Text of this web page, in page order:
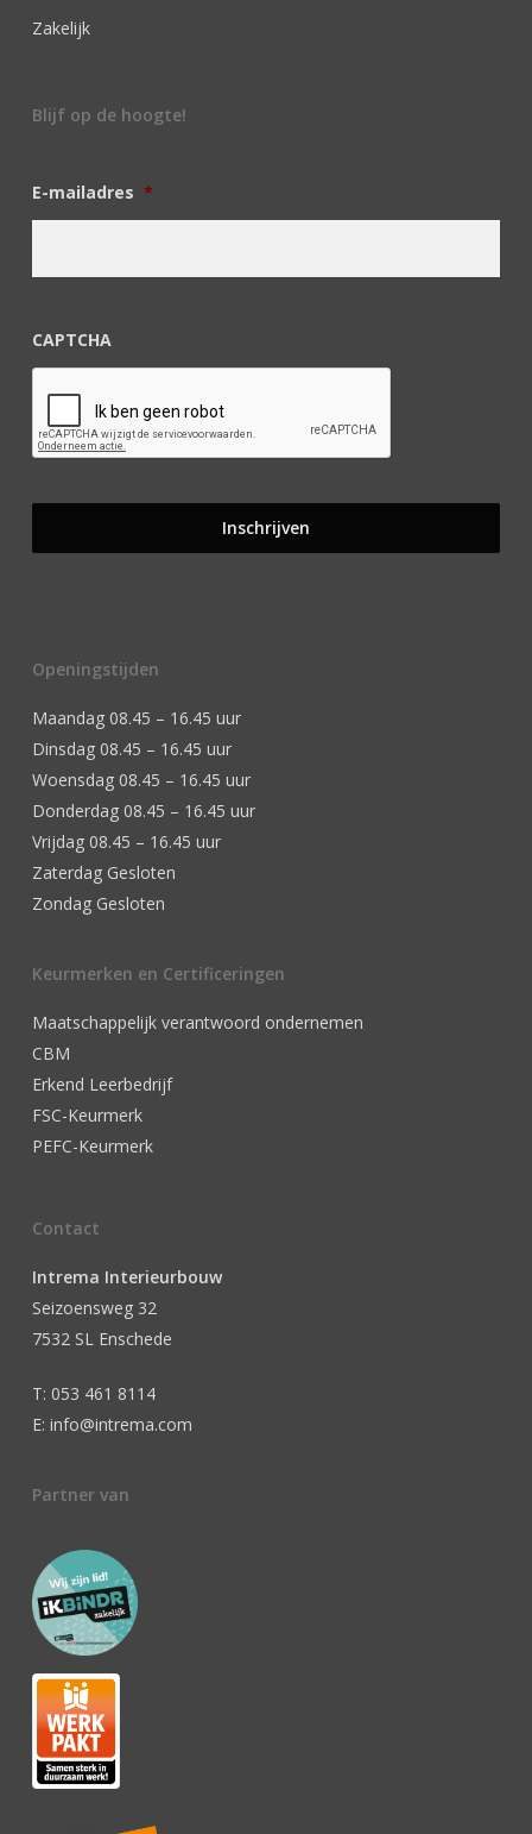
Zakelijk
Blijf op de hoogte!
E-mailadres *
CAPTCHA
Openingstijden
Maandag 08.45 – 16.45 uur
Dinsdag 08.45 – 16.45 uur
Woensdag 08.45 – 16.45 uur
Donderdag 08.45 – 16.45 uur
Vrijdag 08.45 – 16.45 uur
Zaterdag Gesloten
Zondag Gesloten
Keurmerken en Certificeringen
Maatschappelijk verantwoord ondernemen
CBM
Erkend Leerbedrijf
FSC-Keurmerk
PEFC-Keurmerk
Contact
Intrema Interieurbouw
Seizoensweg 32
7532 SL Enschede
T: 053 461 8114
E: info@intrema.com
Partner van